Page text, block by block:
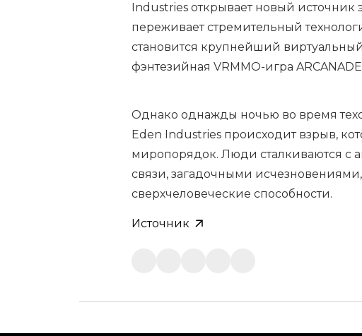
Industries открывает новый
переживает стремительный
становится крупнейший
фэнтезийная VRMMO-игра
Однако однажды ночью во время
Eden Industries происходит взрыв,
миропорядок. Люди сталкиваются с
связи, загадочными
сверхчеловеческие способности.
Источник